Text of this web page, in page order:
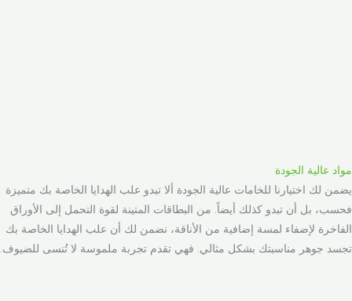
مواد عالية الجودة
يضمن لك اختيارنا للخامات عالية الجودة ألا تبدو علب الهدايا الخاصة بك متميزة
فحسب، بل أن تبدو كذلك أيضاً. من البطاقات المتينة لقوة التحمل إلى الأوراق
الفاخرة لإضفاء لمسة إضافية من الأناقة، نضمن لك أن علب الهدايا الخاصة بك
تجسد جوهر مناسبتك بشكل مثالي. فهي تقدم تجربة ملموسة لا تُنسى للضيوف.